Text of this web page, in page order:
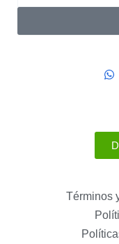
Términos